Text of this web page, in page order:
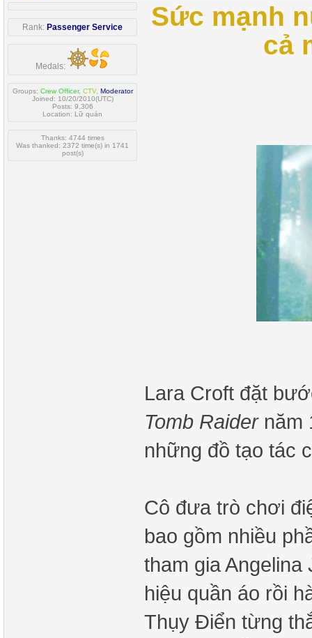
Rank: Passenger Service
Medals:
Groups: Crew Officer, CTV, Moderator
Joined: 10/20/2010(UTC)
Posts: 9,306
Location: Lữ quán
Thanks: 4744 times
Was thanked: 2372 time(s) in 1741
post(s)
Sức mạnh
cả
Lara Croft đặt
Tomb Raidernăm
những đồ tạo tác
Cô đưa trò chơi
bao gồm nhiều
tham gia Angelina
hiệu quần áo rồi
Thụy Điển từng